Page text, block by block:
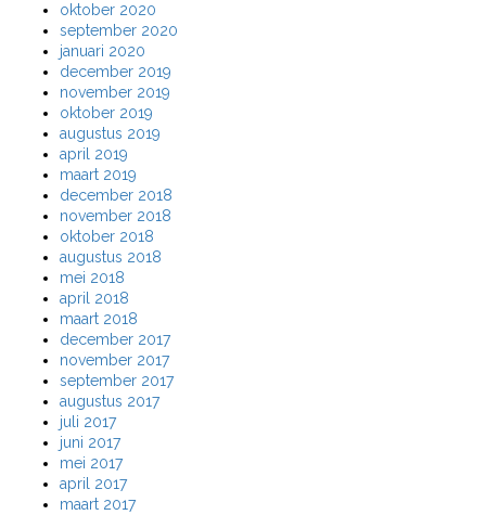
oktober 2020
september 2020
januari 2020
december 2019
november 2019
oktober 2019
augustus 2019
april 2019
maart 2019
december 2018
november 2018
oktober 2018
augustus 2018
mei 2018
april 2018
maart 2018
december 2017
november 2017
september 2017
augustus 2017
juli 2017
juni 2017
mei 2017
april 2017
maart 2017